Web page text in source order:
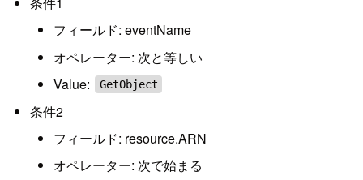
フィールド: eventName
オペレーター: 次と等しい
Value:
GetObject
条件2
フィールド: resource.ARN
オペレーター: 次で始まる